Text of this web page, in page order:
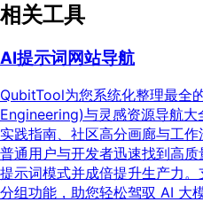
相关工具
AI提示词网站导航
QubitTool为您系统化整理最全
Engineering)与灵感资源导航
实践指南、社区高分画廊与工
普通用户与开发者迅速找到高
提示词模式并成倍提升生产力
分组功能，助您轻松驾驭 AI 大模